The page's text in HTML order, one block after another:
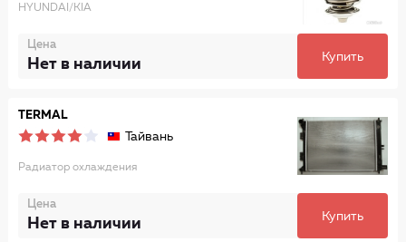
HYUNDAI/KIA
Цена
Нет в наличии Купить
TERMAL
Тайвань
Радиатор охлаждения
Цена
Нет в наличии Купить